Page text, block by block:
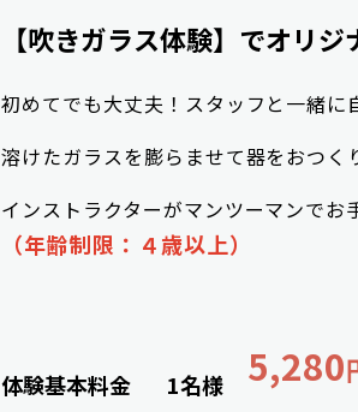
【吹きガラス体験】でオリ
初めてでも大丈夫！スタッフと一緒に
溶けたガラスを膨らませて器をおつく
インストラクターがマンツーマンでお
（年齢制限：４歳以上）
体験基本料金 1名様 5,280